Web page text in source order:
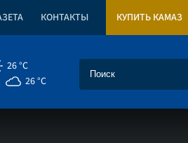
КОНТАКТЫ КУПИТЬ КАМАЗ
26 °C
26 °C